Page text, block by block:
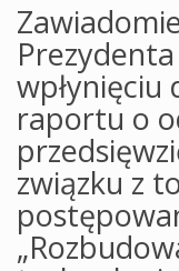
raportu o
związku z